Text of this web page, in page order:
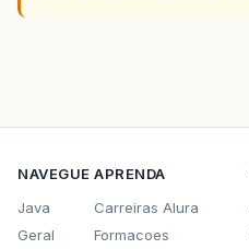
NAVEGUE
Java
Geral
APRENDA
Carreiras Alura
Formacoes